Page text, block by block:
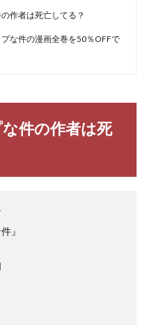
作者は死亡してる？
な件の漫画全巻を50％OFFで
件の作者は死
』